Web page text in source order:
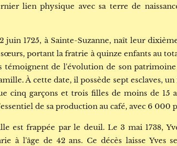
lien physique avec sa terre de
1725, à Sainte-Suzanne, naît leur
portant la fratrie à quinze enfants au
témoignent de l'évolution de son
À cette date, il possède sept esclaves,
cinq garçons et trois filles de moins de 15
de sa production au café, avec 6 000
est frappée par le deuil. Le 3 mai 1738,
à l'âge de 42 ans. Ce décès laisse Yves